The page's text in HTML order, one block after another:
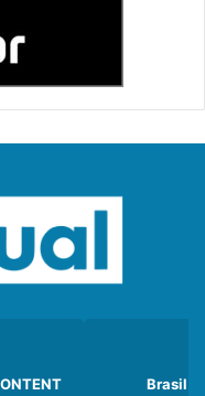
Brasil